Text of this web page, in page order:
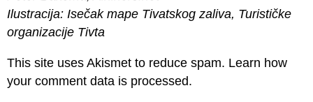
Ilustracija: Isečak mape Tivatskog zaliva, Turističke
organizacije Tivta
This site uses Akismet to reduce spam. Learn how
your comment data is processed.